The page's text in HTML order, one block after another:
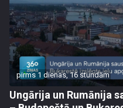
pirms 1 dienas, 16 stundām
Ungārija un Rumānija